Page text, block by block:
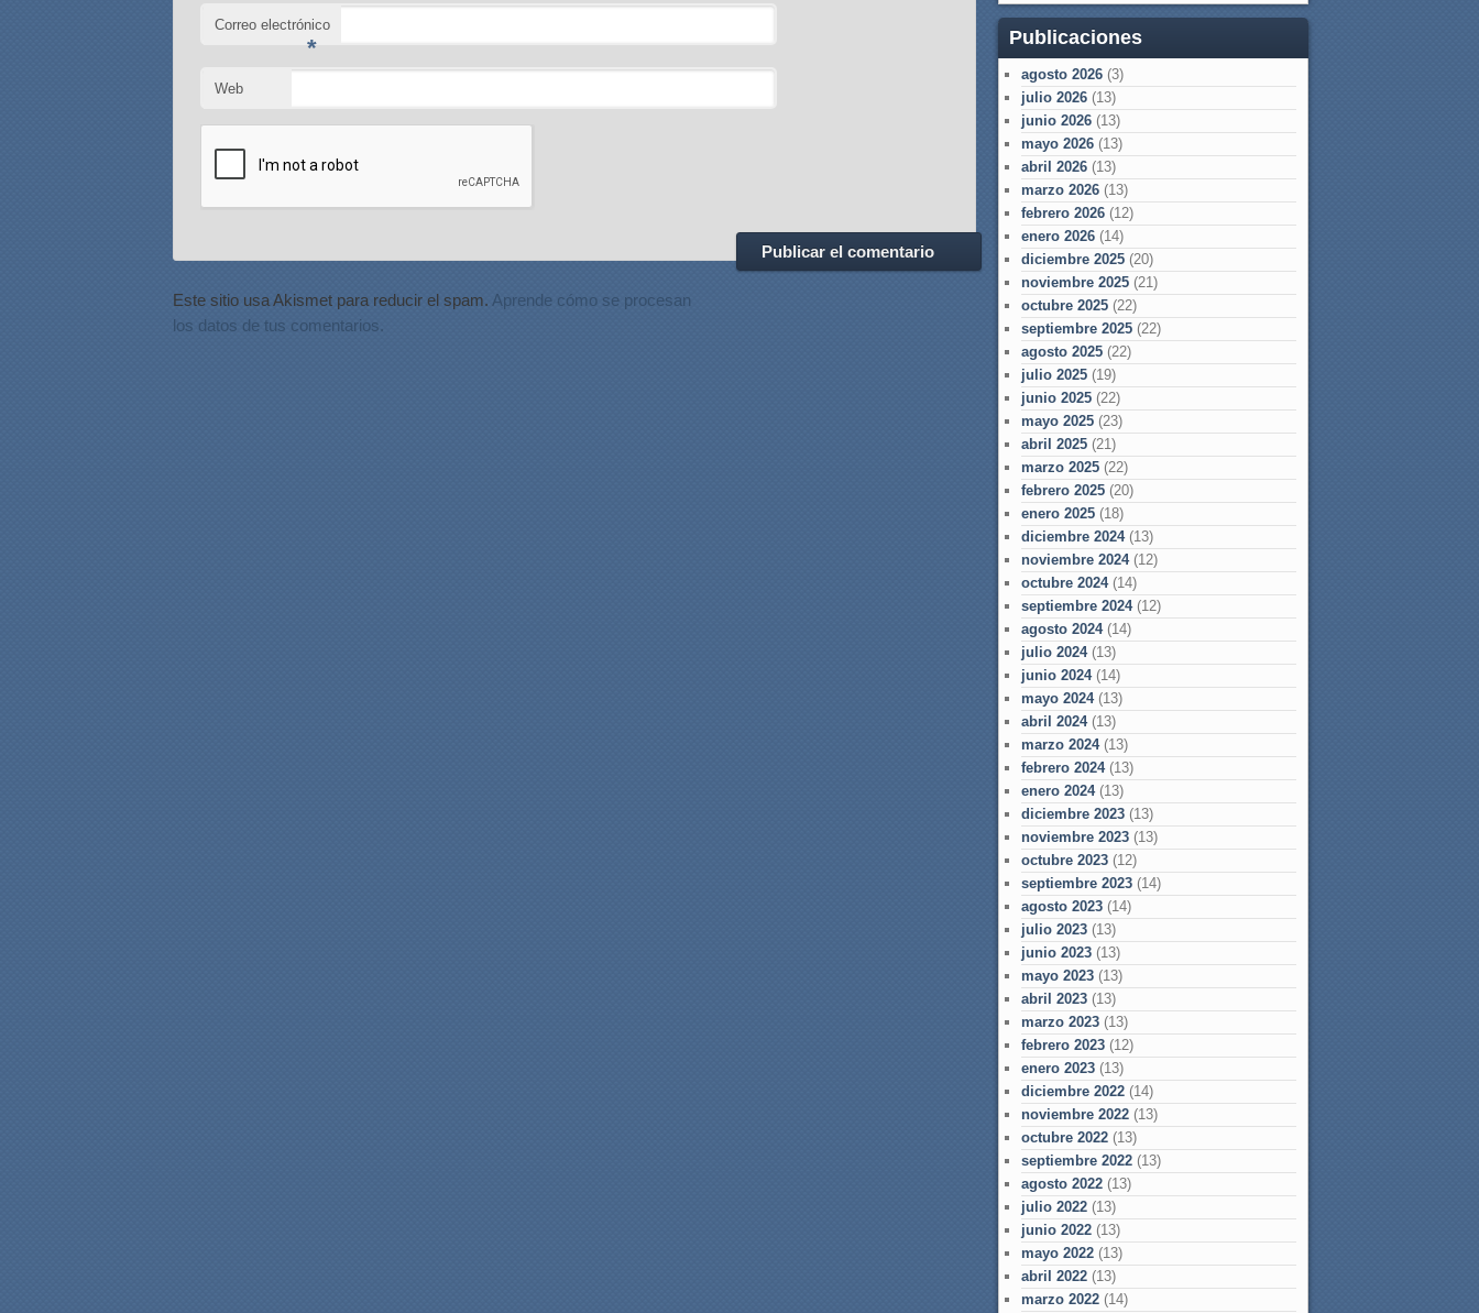
Correo electrónico
*
Web
Este sitio usa Akismet para reducir el spam. Aprende cómo se procesan
los datos de tus comentarios.
Publicaciones
agosto 2026 (3)
julio 2026 (13)
junio 2026 (13)
mayo 2026 (13)
abril 2026 (13)
marzo 2026 (13)
febrero 2026 (12)
enero 2026 (14)
diciembre 2025 (20)
noviembre 2025 (21)
octubre 2025 (22)
septiembre 2025 (22)
agosto 2025 (22)
julio 2025 (19)
junio 2025 (22)
mayo 2025 (23)
abril 2025 (21)
marzo 2025 (22)
febrero 2025 (20)
enero 2025 (18)
diciembre 2024(13)
noviembre 2024(12)
octubre 2024(14)
septiembre 2024(12)
agosto 2024(14)
julio 2024(13)
junio 2024(14)
mayo 2024(13)
abril 2024(13)
marzo 2024(13)
febrero 2024(13)
enero 2024(13)
diciembre 2023 (13)
noviembre 2023 (13)
octubre 2023 (12)
septiembre 2023 (14)
agosto 2023 (14)
julio 2023 (13)
junio 2023 (13)
mayo 2023 (13)
abril 2023 (13)
marzo 2023 (13)
febrero 2023 (12)
enero 2023 (13)
diciembre 2022 (14)
noviembre 2022 (13)
octubre 2022 (13)
septiembre 2022 (13)
agosto 2022 (13)
julio 2022 (13)
junio 2022 (13)
mayo 2022 (13)
abril 2022 (13)
marzo 2022 (14)